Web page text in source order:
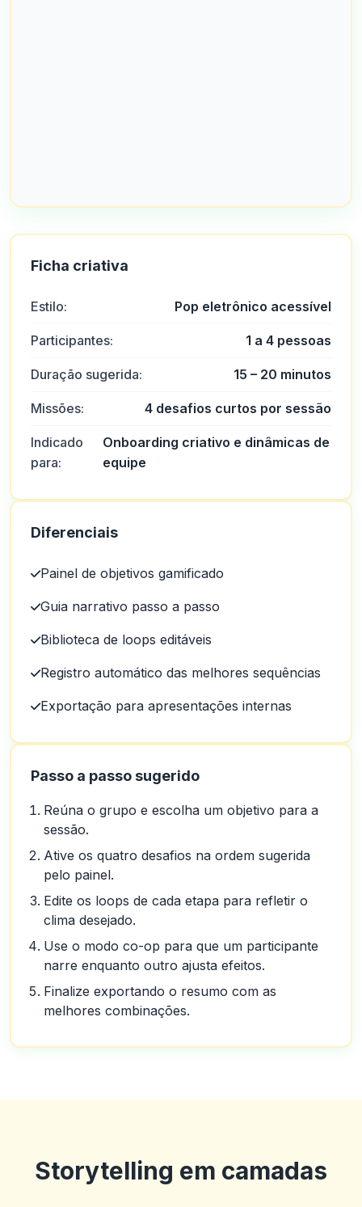
Ficha criativa
Estilo: Pop eletrônico acessível
Participantes: 1 a 4 pessoas
Duração sugerida: 15 – 20 minutos
Missões: 4 desafios curtos por sessão
Indicado
para:
Onboarding criativo e dinâmicas de
equipe
Diferenciais
Painel de objetivos gamificado
Guia narrativo passo a passo
Biblioteca de loops editáveis
Registro automático das melhores sequências
Exportação para apresentações internas
Passo a passo sugerido
Reúna o grupo e escolha um objetivo para a
sessão.
Ative os quatro desafios na ordem sugerida
pelo painel.
Edite os loops de cada etapa para refletir o
clima desejado.
Use o modo co-op para que um participante
narre enquanto outro ajusta efeitos.
Finalize exportando o resumo com as
melhores combinações.
Storytelling em camadas